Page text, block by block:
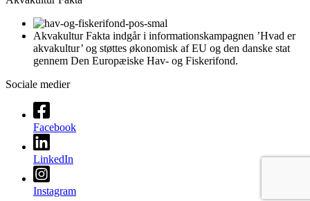
Akvakultur Fakta indgår i informationskampagnen ’Hvad er
akvakultur’ og støttes økonomisk af EU og den danske stat
gennem Den Europæiske Hav- og Fiskerifond.
Sociale medier
Facebook
LinkedIn
Instagram